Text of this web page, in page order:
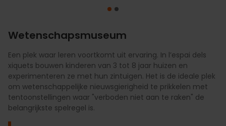
Wetenschapsmuseum
Een plek waar leren voortkomt uit ervaring. In l’espai dels
xiquets bouwen kinderen van 3 tot 8 jaar huizen en
experimenteren ze met hun zintuigen. Het is de ideale plek
om wetenschappelijke nieuwsgierigheid te prikkelen met
tentoonstellingen waar "verboden niet aan te raken" de
belangrijkste spelregel is.
Reis door de ruimte in deze digitale bioscoop met een
concaaf scherm van 900 m². De 3D-voorstellingen over
astronomie en natuur zijn aangepast zodat kinderen de
geheimen van het heelal en de dinosauriërs kunnen
ontdekken op een visueel indrukwekkende, meeslepende
en leuke manier.